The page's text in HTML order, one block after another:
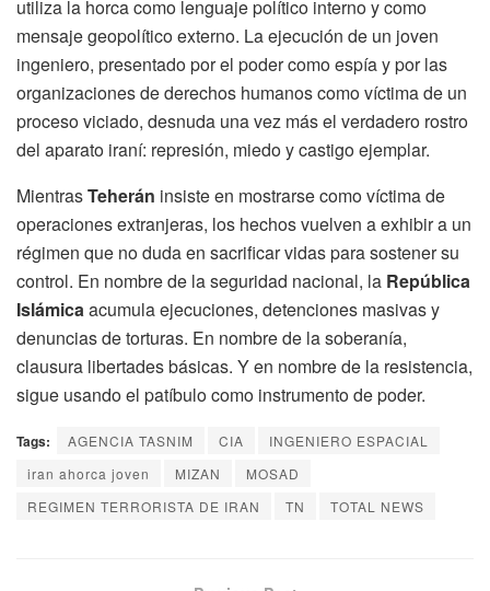
utiliza la horca como lenguaje político interno y como
mensaje geopolítico externo. La ejecución de un joven
ingeniero, presentado por el poder como espía y por las
organizaciones de derechos humanos como víctima de un
proceso viciado, desnuda una vez más el verdadero rostro
del aparato iraní: represión, miedo y castigo ejemplar.
MientrasTeherán insiste en mostrarse como víctima de
operaciones extranjeras, los hechos vuelven a exhibir a un
régimen que no duda en sacrificar vidas para sostener su
control. En nombre de la seguridad nacional, la República
Islámicaacumula ejecuciones, detenciones masivas y
denuncias de torturas. En nombre de la soberanía,
clausura libertades básicas. Y en nombre de la resistencia,
sigue usando el patíbulo como instrumento de poder.
Tags: AGENCIA TASNIM CIA
INGENIERO ESPACIAL
iran ahorca joven
MIZAN
MOSAD
REGIMEN TERRORISTA DE IRAN
TN TOTAL NEWS